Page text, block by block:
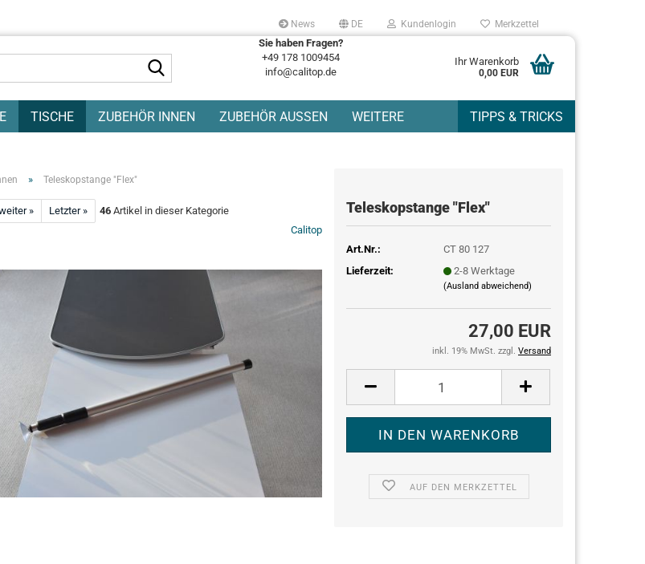
News DE Kundenlogin Merkzettel
Sie haben Fragen?
+49 178 1009454
info@calitop.de
Ihr Warenkorb
0,00 EUR
TISCHE ZUBEHÖR INNEN ZUBEHÖR AUSSEN TIPPS & TRICKS
WEITERE
» Teleskopstange "Flex"
» Letzter » 46 Artikel in dieser Kategorie
Calitop
Teleskopstange "Flex"
Art.Nr.:
CT 80 127
Lieferzeit:
2-8 Werktage
(Ausland abweichend)
27,00 EUR
inkl. 19% MwSt. zzgl. Versand
AUF DEN MERKZETTEL